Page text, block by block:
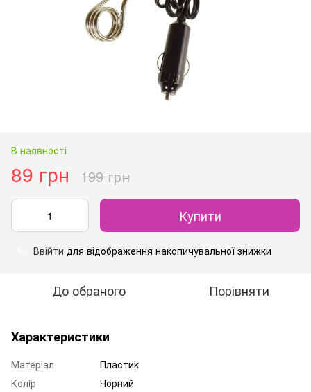
В наявності
89 грн 199 грн
Купити
Ввійти для відображення накопичувальної знижки
До обраного Порівняти
Характеристики
Матеріал
Пластик
Колiр
Чорний